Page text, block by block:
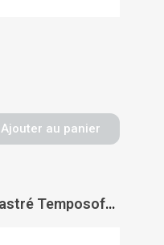
Ajouter au panier
Robinet de douche encastré Temposoft 2 - DELABIE